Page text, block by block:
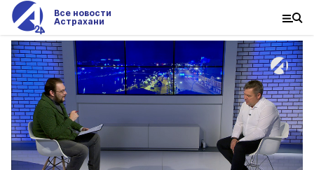
Все новости
Астрахани